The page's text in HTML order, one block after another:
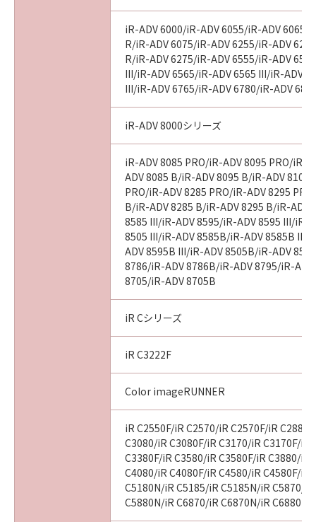
本条項中で使用される"the SOFTWARE"とは、
本契約書中で定義される「本ソフトウェア」を
意味し、指し示すものとします。
１０．分離可能性
本契約書のいずれかの条項またはその一部が法
律により無効となった場合でも、本契約書のそ
れ以外の条項は完全に有効に存続するものとし
キヤノン株式会社
iR-ADV 6000/iR-ADV 6055/iR-ADV 6065/
R/iR-ADV 6075/iR-ADV 6255/iR-ADV
R/iR-ADV 6275/iR-ADV 6555/iR-ADV
III/iR-ADV 6565/iR-ADV 6565 III/iR-ADV
III/iR-ADV 6765/iR-ADV 6780/iR-ADV
iR-ADV 8000シリーズ
iR-ADV 8085 PRO/iR-ADV 8095 PRO/iR-
ADV 8085 B/iR-ADV 8095 B/iR-ADV 8105
PRO/iR-ADV 8285 PRO/iR-ADV 8295
B/iR-ADV 8285 B/iR-ADV 8295 B/iR-ADV
8585 III/iR-ADV 8595/iR-ADV 8595 III/iR-
8505 III/iR-ADV 8585B/iR-ADV 8585B III/
ADV 8595B III/iR-ADV 8505B/iR-ADV
8786/iR-ADV 8786B/iR-ADV 8795/iR-
8705/iR-ADV 8705B
iR Cシリーズ
iR C3222F
Color imageRUNNER
iR C2550F/iR C2570/iR C2570F/iR
C3080/iR C3080F/iR C3170/iR C3170F/iR
C3380F/iR C3580/iR C3580F/iR C3880/iR
C4080/iR C4080F/iR C4580/iR C4580F/iR
C5180N/iR C5185/iR C5185N/iR C5870/
C5880N/iR C6870/iR C6870N/iR C6880N